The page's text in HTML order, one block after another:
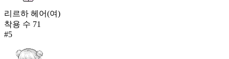
리르하 헤어(여)
착용 수 71
#5